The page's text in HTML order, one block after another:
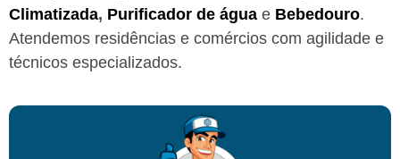
Climatizada, Purificador de água e Bebedouro.
Atendemos residências e comércios com agilidade e
técnicos especializados.